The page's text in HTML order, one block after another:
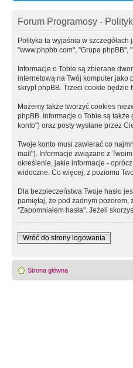
Forum Programosy -
Polityka ta wyjaśnia w
"www.phpbb.com", "Grupa
Informacje o Tobie są zbierane
internetową na Twój komputer jako
skrypt phpBB. Trzeci cookie będzie
Możemy także tworzyć cookies
phpBB. Informacje o Tobie są
konto") oraz posty wysłane przez
Twoje konto musi zawierać co
mail"). Informacje związane z
określenie, jakie informacje -
widoczne. Co więcej, z poziomu
Dla bezpieczeństwa Twoje hasło
pamiętaj, że pod żadnym pozorem,
"Zapomniałem hasła". Jeżeli
Wróć do strony logowania
Strona główna